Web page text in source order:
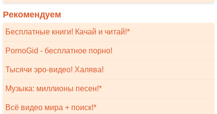
Рекомендуем
Бесплатные книги! Качай и читай!*
PornoGid - бесплатное порно!
Тысячи эро-видео! Халява!
Музыка: миллионы песен!*
Всё видео мира + поиск!*